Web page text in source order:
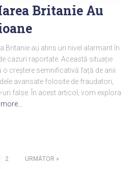
Britanie Au
Britanie au atins un nivel alarmant în
cazuri raportate. Această situație
creștere semnificativă față de anii
avansate folosite de fraudatori,
uri false. În acest articol, vom explora
2 URMĂTOR